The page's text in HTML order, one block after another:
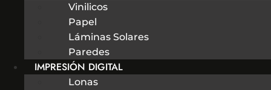
Vinilicos
Papel
Láminas Solares
Paredes
IMPRESIÓN DIGITAL
Lonas